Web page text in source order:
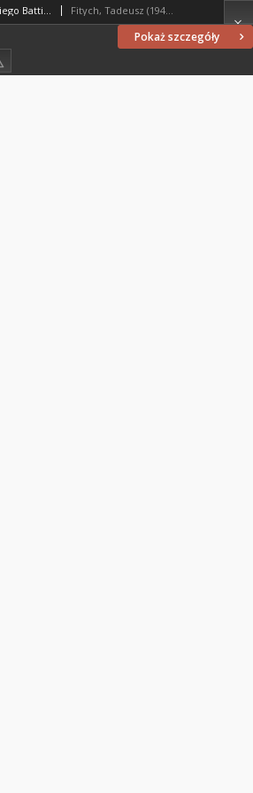
Pokaż szczegóły
Włoska działalność Giovanniego Battisty Lanceollottiego Fitych, Tadeusz (1948- )